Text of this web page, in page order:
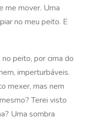
me mover. Uma
no meu peito. E
peito, por cima do
imperturbáveis.
mexer, mas nem
Terei visto
Uma sombra